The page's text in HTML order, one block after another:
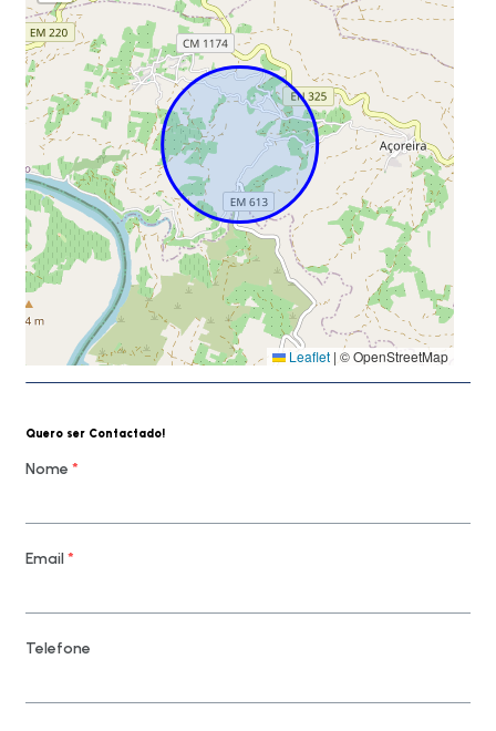
Leaflet | © OpenStreetMap
Quero ser Contactado!
Nome *
Email*
Telefone